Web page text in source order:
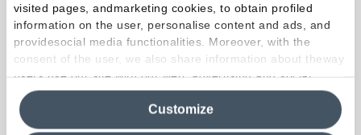
visited pages, andmarketing cookies, to obtain profiled
information on the user, personalise content and ads, and
providesocial media functionalities. Moreover, with the
consent of the user, we also share information about theway
users use our site with our web, advertising and social
media analytics partners, who may combine itwith other
information in their possession. By closing this banner,
clicking on "Reject", it will be possible tocontinue browsing
Customize
La materia prima ideal para llevar a cabo
creaciones que eleven lacalidad de vida a
magnitudes de obra maestra.
Descubra la colección